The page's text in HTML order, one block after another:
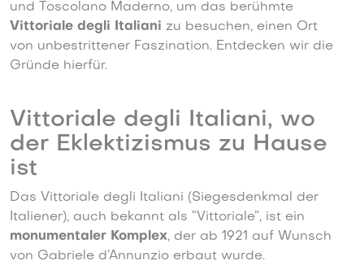
und Toscolano Maderno, um das berühmte
Vittoriale degli Italiani zu besuchen, einen Ort
von unbestrittener Faszination. Entdecken wir die
Gründe hierfür.
Vittoriale degli Italiani, wo
der Eklektizismus zu Hause
ist
Das Vittoriale degli Italiani (Siegesdenkmal der
Italiener), auch bekannt als “Vittoriale”, ist ein
monumentaler Komplex, der ab 1921 auf Wunsch
von Gabriele d’Annunzio erbaut wurde.